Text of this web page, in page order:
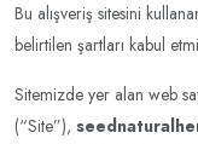
Bu alışveriş sitesini
belirtilen şartları kabul
Sitemizde yer alan web
(“Site”),